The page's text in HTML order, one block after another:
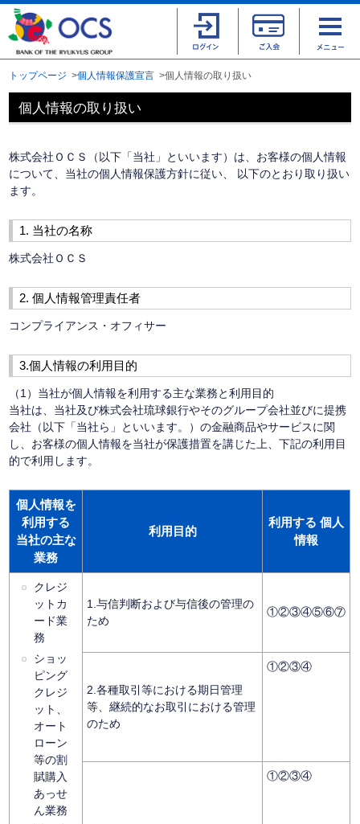
トップページ 個人情報保護宣言 個人情報の取り扱い
個人情報の取り扱い
株式会社ＯＣＳ（以下「当社」といいます）は、お客様の個人情報
について、当社の個人情報保護方針に従い、 以下のとおり取り扱い
ます。
1. 当社の名称
株式会社ＯＣＳ
2. 個人情報管理責任者
コンプライアンス・オフィサー
3.個人情報の利用目的
（1）当社が個人情報を利用する主な業務と利用目的
当社は、当社及び株式会社琉球銀行やそのグループ会社並びに提携
会社（以下「当社ら」といいます。）の金融商品やサービスに関
し、お客様の個人情報を当社が保護措置を講じた上、下記の利用目
的で利用します。
個人情報を
利用する
当社の主な
業務
利用目的
利用する 個人
情報
クレジ
ットカ
ード業
務
ショッ
ピング
クレジ
ット、
オート
ローン
等の割
賦購入
あっせ
ん業務
1.与信判断および与信後の管理の
ため
①②③④⑤⑥⑦
2.各種取引等における期日管理
等、継続的なお取引における管理
のため
①②③④
①②③④